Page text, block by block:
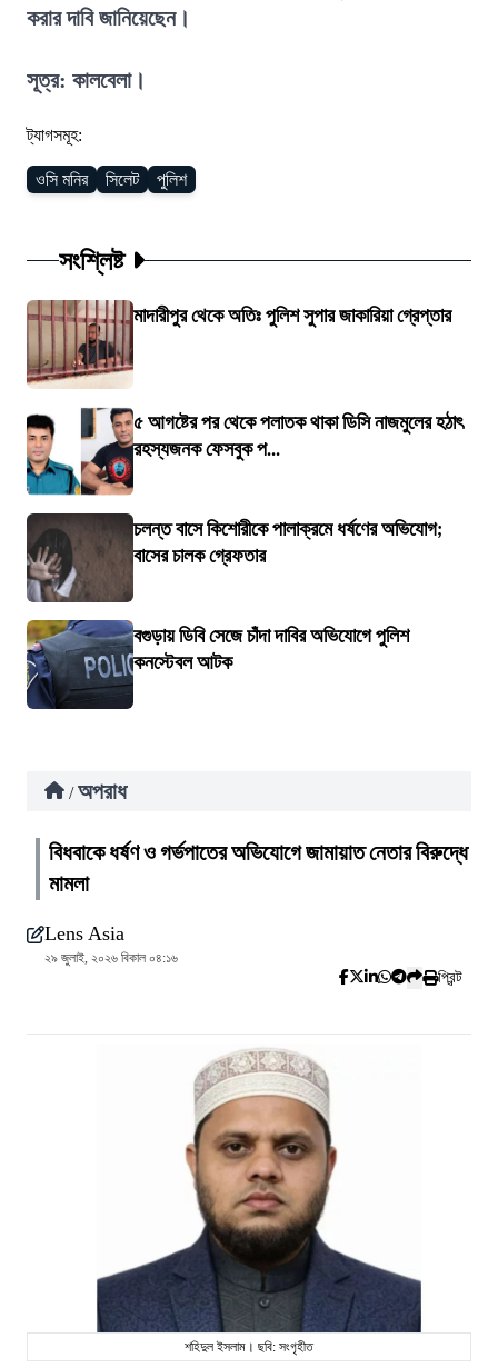
করার দাবি জানিয়েছেন।
সূত্র: কালবেলা।
ট্যাগসমূহ:
ওসি মনির সিলেট পুলিশ
সংশ্লিষ্ট
মাদারীপুর থেকে অতিঃ পুলিশ সুপার জাকারিয়া গ্রেপ্তার
৫ আগষ্টের পর থেকে পলাতক থাকা ডিসি নাজমুলের হঠাৎ
রহস্যজনক ফেসবুক প...
চলন্ত বাসে কিশোরীকে পালাক্রমে ধর্ষণের অভিযোগ;
বাসের চালক গ্রেফতার
বগুড়ায় ডিবি সেজে চাঁদা দাবির অভিযোগে পুলিশ
কনস্টেবল আটক
/ অপরাধ
বিধবাকে ধর্ষণ ও গর্ভপাতের অভিযোগে জামায়াত নেতার বিরুদ্ধে
মামলা
Lens Asia
২৯ জুলাই, ২০২৬ বিকাল ০৪:১৬
প্রিন্ট
শহিদুল ইসলাম। ছবি: সংগৃহীত